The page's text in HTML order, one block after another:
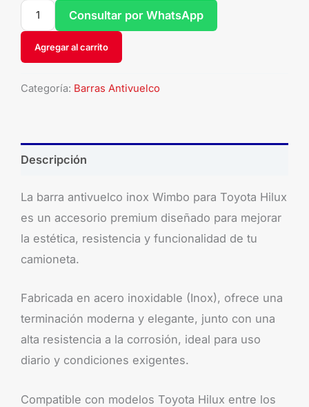
Agregar al carrito
Consultar por WhatsApp
Categoría: Barras Antivuelco
Descripción
La barra antivuelco inox Wimbo para Toyota Hilux
es un accesorio premium diseñado para mejorar
la estética, resistencia y funcionalidad de tu
camioneta.
Fabricada en acero inoxidable (Inox), ofrece una
terminación moderna y elegante, junto con una
alta resistencia a la corrosión, ideal para uso
diario y condiciones exigentes.
Compatible con modelos Toyota Hilux entre los